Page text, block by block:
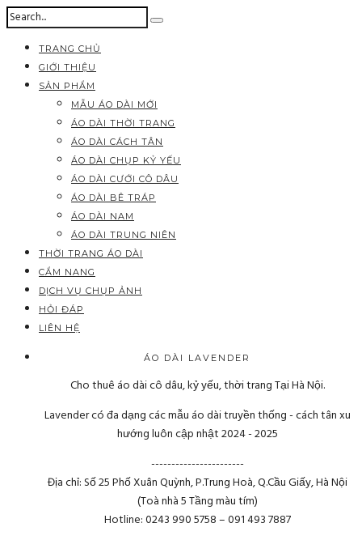
TRANG CHỦ
GIỚI THIỆU
SẢN PHẨM
MẪU ÁO DÀI MỚI
ÁO DÀI THỜI TRANG
ÁO DÀI CÁCH TÂN
ÁO DÀI CHỤP KỶ YẾU
ÁO DÀI CƯỚI CÔ DÂU
ÁO DÀI BÊ TRÁP
ÁO DÀI NAM
ÁO DÀI TRUNG NIÊN
THỜI TRANG ÁO DÀI
CẨM NANG
DỊCH VỤ CHỤP ẢNH
HỎI ĐÁP
LIÊN HỆ
ÁO DÀI LAVENDER
Cho thuê áo dài cô dâu, kỷ yếu, thời trang Tại Hà Nội.
Lavender có đa dạng các mẫu áo dài truyền thống - cách tân xu
hướng luôn cập nhật 2024 - 2025
-----------------------
Địa chỉ: Số 25 Phố Xuân Quỳnh, P.Trung Hoà, Q.Cầu Giấy, Hà Nội
(Toà nhà 5 Tầng màu tím)
Hotline: 0243 990 5758 – 091 493 7887